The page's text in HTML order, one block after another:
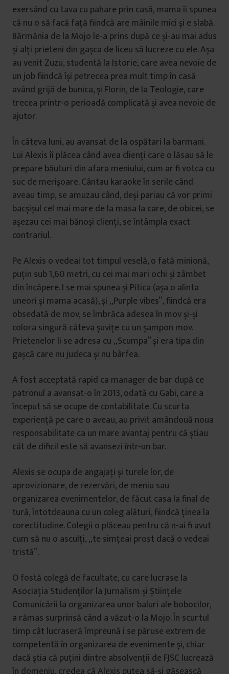
exersând cu tava cu pahare prin casă, mama îi spunea
că nu o să facă față fiindcă are mâinile mici și e slabă.
Bărmănia de la Mojo le-a prins după ce și-au mai adus
și alți prieteni din gașca de liceu să lucreze cu ele. Așa
au venit Zuzu, studentă la Istorie, care avea nevoie de
un job fiindcă își petrecea prea mult timp în casă
având grijă de bunica, și Florin, de la Teologie, care
trecea printr-o perioadă complicată și avea nevoie de
ajutor.
În câteva luni, au avansat de la ospătari la barmani.
Lui Alexis îi plăcea când avea clienți care o lăsau să le
prepare băuturi din afara meniului, cum ar fi votca cu
suc de merișoare. Cântau karaoke în serile când
aveau timp, se amuzau când, deși pariau că vor primi
bacșișul cel mai mare de la masa la care, de obicei, se
așezau cei mai bănoși clienți, se întâmpla exact
contrariul.
Pe Alexis o vedeai tot timpul veselă, o fată minionă,
puțin sub 1,60 metri, cu cei mai mari ochi și zâmbet
din încăpere. I se mai spunea și Pitica (așa o alinta
uneori și mama acasă), și „Purple vibes”, fiindcă era
obsedată de mov, se îmbrăca adesea în mov și-și
colora singură câteva șuvițe cu un șampon mov.
Prietenelor li se adresa cu „Scumpa” și era tipa din
gașcă care nu judeca și nu bârfea.
A fost acceptată rapid ca manager de bar după ce
patronul a avansat-o în 2013, odată cu Gabi, care a
început să se ocupe de contabilitate. Cu scurta
experiență pe care o aveau, au privit amândouă noua
responsabilitate ca un mare avantaj pentru că știau
cât de dificil este să avansezi într-un bar.
Alexis se ocupa de angajați și turele lor, de
aprovizionare, de rezervări, de meniu sau
organizarea evenimentelor, de făcut casa la final de
tură, întotdeauna cu un coleg alături, fiindcă ținea la
corectitudine. Colegii o plăceau pentru că n-ai fi avut
cum să nu o asculți, „te simțeai prost dacă o vedeai
tristă”.
O fostă colegă de facultate, cu care lucrase la
Asociația Studenților la Jurnalism și Științele
Comunicării la organizarea unor baluri ale bobocilor,
a rămas surprinsă când a văzut-o la Mojo. În scurtul
timp cât lucraseră împreună i se păruse extrem de
competentă în organizarea de evenimente și, chiar
dacă știa că puțini dintre absolvenții de FJSC lucrează